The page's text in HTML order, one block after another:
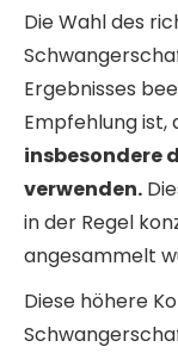
Die Wahl des
Ergebnisses
Empfehlung ist,
insbesondere
verwenden.
in der Regel
angesammelt
Diese höhere